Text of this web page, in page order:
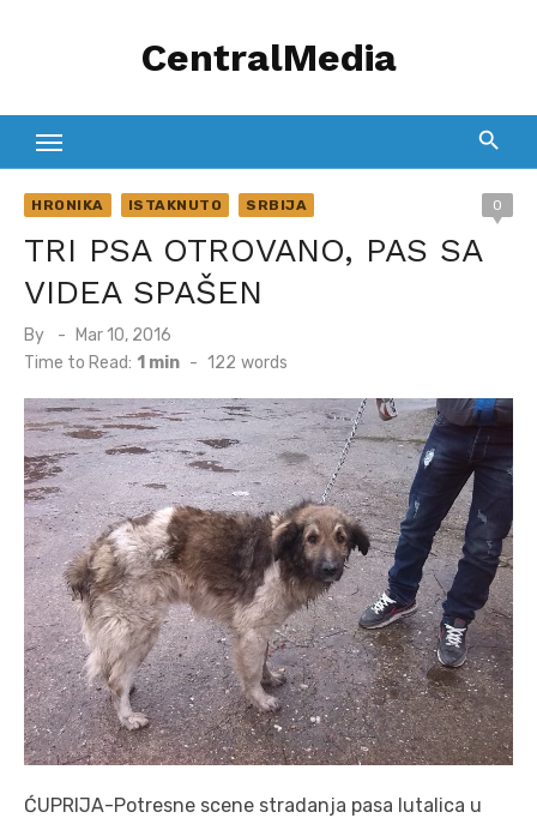
CentralMedia
HRONIKA ISTAKNUTO SRBIJA 0
TRI PSA OTROVANO, PAS SA
VIDEA SPAŠEN
By
Posted
on
Mar 10, 2016
Time to Read: 1 min - 122 words
ĆUPRIJA-Potresne scene stradanja pasa lutalica u